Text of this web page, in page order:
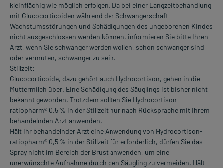
kleinflächig wie möglich erfolgen. Da bei einer Langzeitbehandlung
mit Glucocorticoiden während der Schwangerschaft
Wachstumsstörungen und Schädigungen des ungeborenen Kindes
nicht ausgeschlossen werden können, informieren Sie bitte Ihren
Arzt, wenn Sie schwanger werden wollen, schon schwanger sind
oder vermuten, schwanger zu sein.
Stillzeit:
Glucocorticoide, dazu gehört auch Hydrocortison, gehen in die
Muttermilch über. Eine Schädigung des Säuglings ist bisher nicht
bekannt geworden. Trotzdem sollten Sie Hydrocortison-
ratiopharm® 0,5 % in der Stillzeit nur nach Rücksprache mit Ihrem
behandelnden Arzt anwenden.
Hält Ihr behandelnder Arzt eine Anwendung von Hydrocortison-
ratiopharm® 0,5 % in der Stillzeit für erforderlich, dürfen Sie das
Spray nicht im Bereich der Brust anwenden, um eine
unerwünschte Aufnahme durch den Säugling zu vermeiden. Hält